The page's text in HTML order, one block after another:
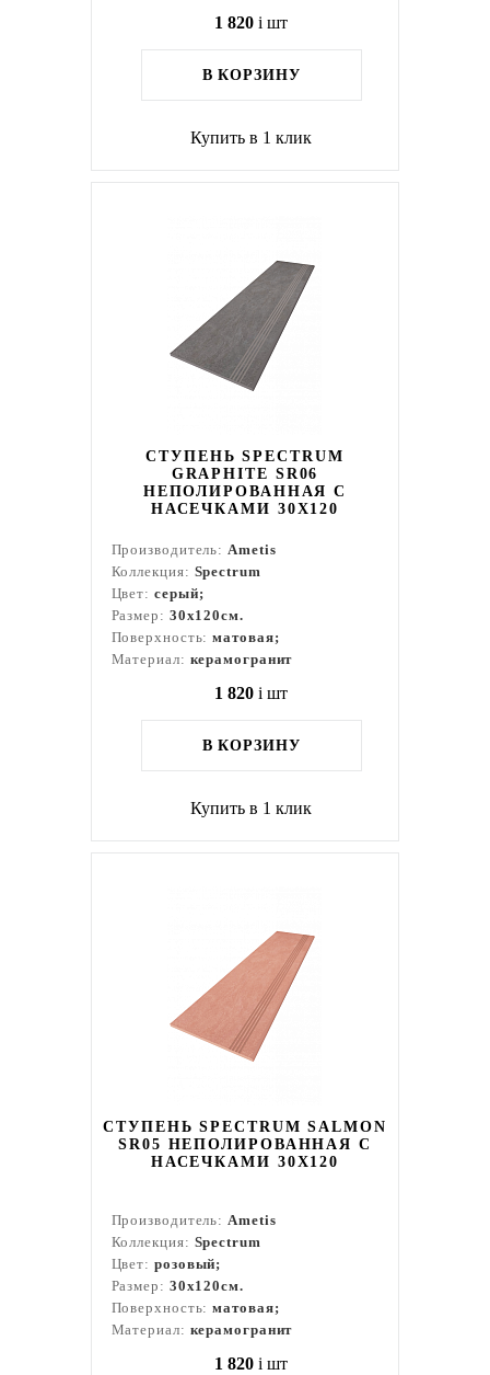
1 820 i шт
В КОРЗИНУ
Купить в 1 клик
СТУПЕНЬ SPECTRUM
GRAPHITE SR06
НЕПОЛИРОВАННАЯ С
НАСЕЧКАМИ 30X120
Производитель:Ametis
Коллекция: Spectrum
Цвет: серый;
Размер: 30x120см.
Поверхность:матовая;
Материал: керамогранит
1 820 i шт
В КОРЗИНУ
Купить в 1 клик
СТУПЕНЬ SPECTRUM SALMON
SR05 НЕПОЛИРОВАННАЯ С
НАСЕЧКАМИ 30X120
Производитель:Ametis
Коллекция: Spectrum
Цвет: розовый;
Размер: 30x120см.
Поверхность:матовая;
Материал: керамогранит
1 820 i шт